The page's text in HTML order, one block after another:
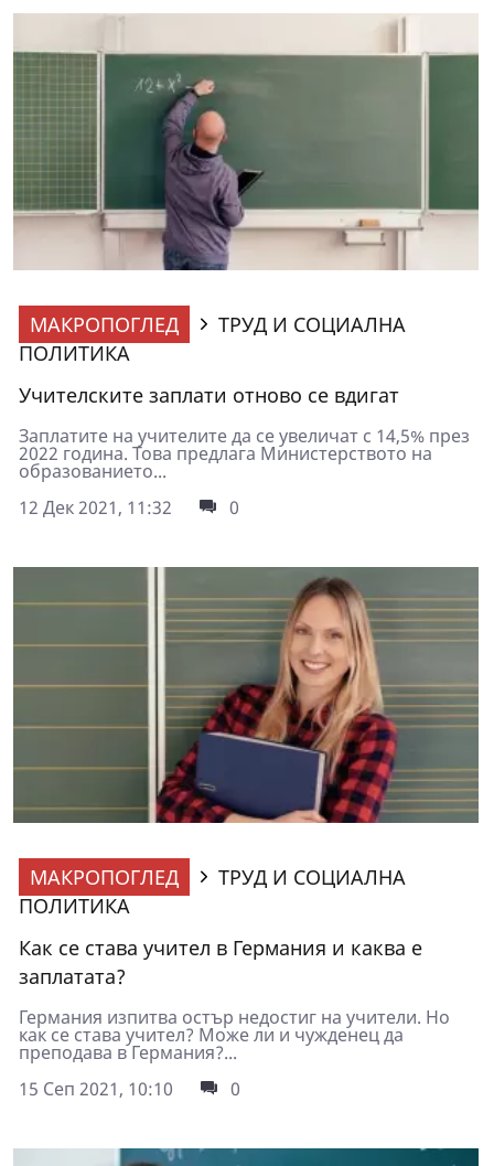
МАКРОПОГЛЕД
ТРУД И СОЦИАЛНА
ПОЛИТИКА
Учителските заплати отново се вдигат
Заплатите на учителите да се увеличат с 14,5% през
2022 година. Това предлага Министерството на
образованието...
12 Дек 2021, 11:32
0
МАКРОПОГЛЕД
ТРУД И СОЦИАЛНА
ПОЛИТИКА
Как се става учител в Германия и каква е
заплатата?
Германия изпитва остър недостиг на учители. Но
как се става учител? Може ли и чужденец да
преподава в Германия?...
15 Сеп 2021, 10:10
0